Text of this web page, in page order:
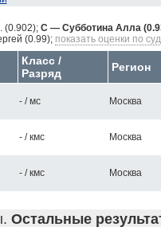
(0.902); C — Субботина Алла
(0.99); показать оценки по
Класс /
Разряд
Регион
- / мс Москва
- / кмс Москва
- / кмс Москва
Остальные